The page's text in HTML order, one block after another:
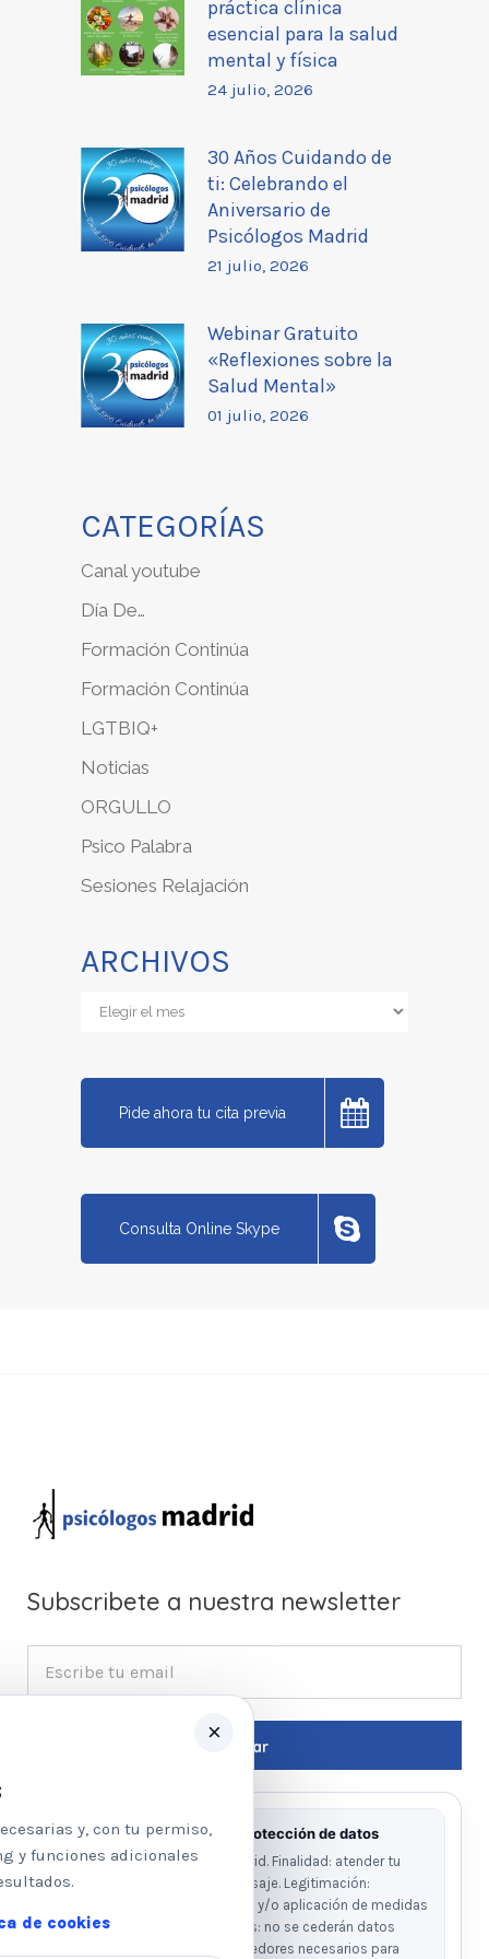
práctica clínica
esencial para la salud
mental y física
24 julio, 2026
30 Años Cuidando de
ti: Celebrando el
Aniversario de
Psicólogos Madrid
21 julio, 2026
Webinar Gratuito
«Reflexiones sobre la
Salud Mental»
01 julio, 2026
CATEGORÍAS
Canal youtube
Día De…
Formación Continúa
Formación Continúa
LGTBIQ+
Noticias
ORGULLO
Psico Palabra
Sesiones Relajación
ARCHIVOS
Archivos
Pide ahora tu cita previa
Consulta Online Skype
Subscribete a nuestra newsletter
Información básica sobre protección de datos
Responsable: Psicologos Madrid. Finalidad: atender tu
solicitud y responder a tu mensaje. Legitimación:
consentimiento del interesado y/o aplicación de medidas
precontractuales. Destinatarios: no se cederán datos
salvo obligación legal o proveedores necesarios para
×
y, con tu permiso,
y funciones adicionales
de cookies